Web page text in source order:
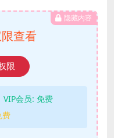
隐藏内容
查看
限
VIP会员: 免费
费